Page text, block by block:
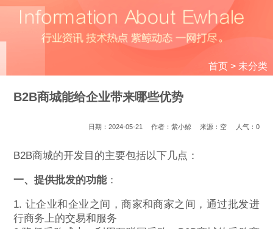
首页> 未分类
B2B商城能给企业带来哪些优势
日期：2024-05-21 作者：紫小鲸 来源：空 人气： 0
B2B商城的开发目的主要包括以下几点：
一、提供批发的功能：
1. 让企业和企业之间，商家和商家之间，通过批发进
行商务上的交易和服务